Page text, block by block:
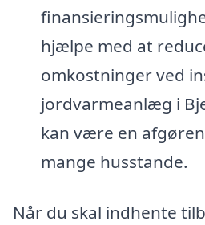
hjælpe med at
omkostninger ved
jordvarmeanlæg i
kan være en
mange husstande.
Når du skal indhente